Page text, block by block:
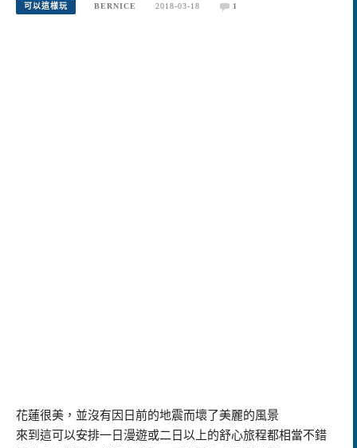
可以這樣玩 BERNICE 2018-03-18 1
花蓮很美，並沒有因日前的地震而壞了美麗的風景
來到這可以安排一日漫遊或二日以上的舒心旅程都相當不錯